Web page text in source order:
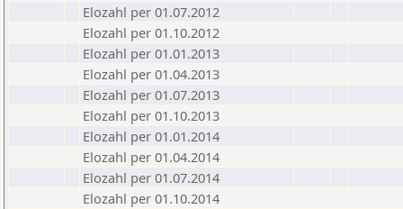
Elozahl per 01.07.2012
Elozahl per 01.10.2012
Elozahl per 01.01.2013
Elozahl per 01.04.2013
Elozahl per 01.07.2013
Elozahl per 01.10.2013
Elozahl per 01.01.2014
Elozahl per 01.04.2014
Elozahl per 01.07.2014
Elozahl per 01.10.2014